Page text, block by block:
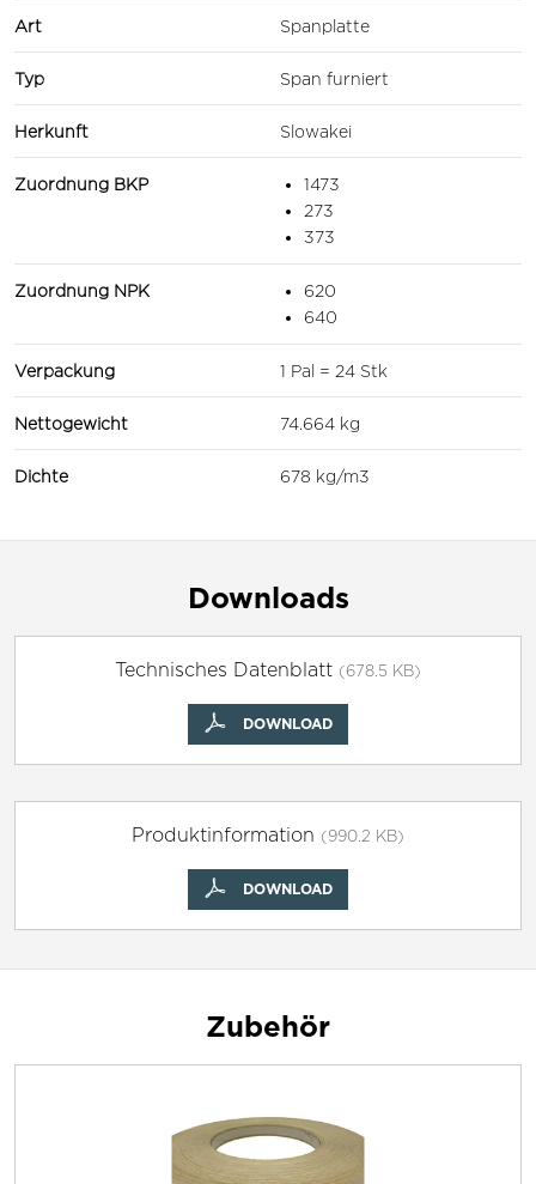
Art Spanplatte
Typ Span furniert
Herkunft Slowakei
Zuordnung BKP
1473
273
373
Zuordnung NPK
620
640
Verpackung 1 Pal = 24 Stk
Nettogewicht 74.664 kg
Dichte 678 kg/m3
Downloads
Technisches Datenblatt (678.5 KB)
DOWNLOAD
Produktinformation (990.2 KB)
DOWNLOAD
Zubehör